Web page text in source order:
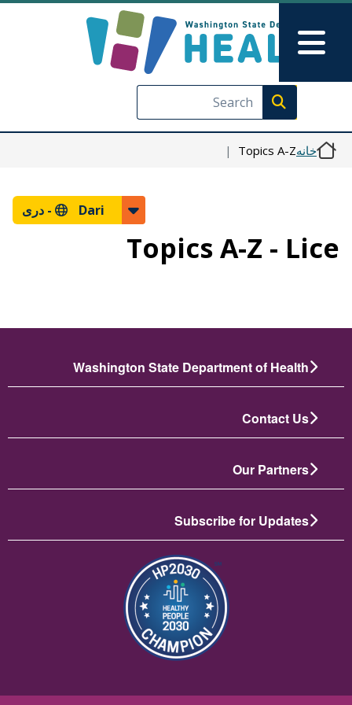
رفتن به محتوای اصلی
Skip to Feedback
Execute search
Main Menu
خانهTopics A-Z
Dari - دری
Topics A-Z - Lice
Washington State Department of Health
Contact Us
Our Partners
Subscribe for Updates
تصویر